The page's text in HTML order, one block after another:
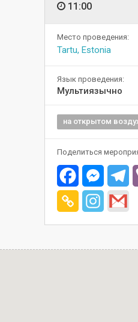
11:00
Место проведения:
Tartu, Estonia
Язык проведения:
Мультиязычно
на открытом
Поделиться